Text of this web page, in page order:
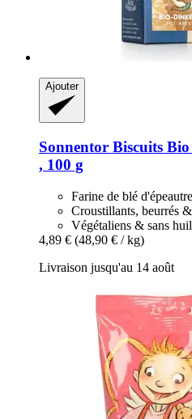
Ajouter
Sonnentor Biscuits
, 100 g
Farine de blé
Croustillants, beurrés
Végétaliens & sans
4,89 € (48,90 € / kg)
Livraison jusqu'au 14 août